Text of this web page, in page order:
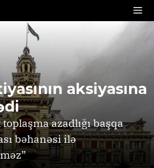
aksiyasına
azadlığı başqa
bəhanəsi ilə